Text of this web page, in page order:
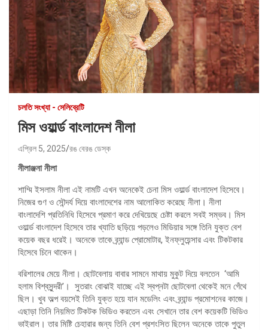
চলতি সংখ্যা - সেলিব্রেটি
মিস ওয়ার্ল্ড বাংলাদেশ নীলা
এপ্রিল 5, 2025 রঙ বেরঙ ডেস্ক
নীলাঞ্জনা নীলা
শাম্মি ইসলাম নীলা এই নামটি এখন অনেকেই চেনা মিস ওয়ার্ল্ড বাংলাদেশ হিসেবে।
নিজের গুণ ও সৌন্দর্য দিয়ে বাংলাদেশের নাম আলোকিত করেছে নীলা। নীলা
বাংলাদেশি প্রতিনিধি হিসেবে প্রমাণ করে দেখিয়েছে চেষ্টা করলে সবই সম্ভব। মিস
ওয়ার্ল্ড বাংলাদেশ হিসেবে তার খ্যাতি ছড়িয়ে পড়লেও মিডিয়ার সঙ্গে তিনি যুক্ত বেশ
কয়েক বছর ধরেই। অনেকে তাকে ব্র্যান্ড প্রোমোটার, ইনফ্লুয়েন্সার এবং টিকটকার
হিসেবে চিনে থাকেন।
বরিশালের মেয়ে নীলা। ছোটবেলায় বাবার সামনে মাথায় মুকুট দিয়ে বলতেন ‘আমি
হলাম বিশ্বসুন্দরী’। সুতরাং বোঝাই যাচ্ছে এই স্বপ্নটা ছোটবেলা থেকেই মনে গেঁথে
ছিল। খুব অল্প বয়সেই তিনি যুক্ত হয়ে যান মডেলিং এবং ব্র্যান্ড প্রমোশনের কাজে।
এছাড়া তিনি নিয়মিত টিকটক ভিডিও করতেন এবং সেখানে তার বেশ কয়েকটি ভিডিও
ভাইরাল। তার মিষ্টি চেহারার জন্য তিনি বেশ প্রশংসিত ছিলেন অনেকে তাকে পুতুল